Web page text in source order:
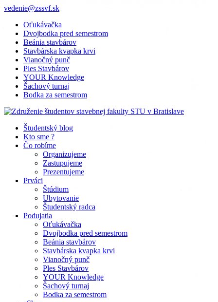
vedenie@zssvf.sk
Oťukávačka
Dvojbodka pred semestrom
Beánia stavbárov
Stavbárska kvapka krvi
Vianočný punč
Ples Stavbárov
YOUR Knowledge
Šachový turnaj
Bodka za semestrom
Študentský blog
Kto sme ?
Čo robíme
Organizujeme
Zastupujeme
Prezentujeme
Prváci
Štúdium
Ubytovanie
Študentský radca
Podujatia
Oťukávačka
Dvojbodka pred semestrom
Beánia stavbárov
Stavbárska kvapka krvi
Vianočný punč
Ples Stavbárov
YOUR Knowledge
Šachový turnaj
Bodka za semestrom